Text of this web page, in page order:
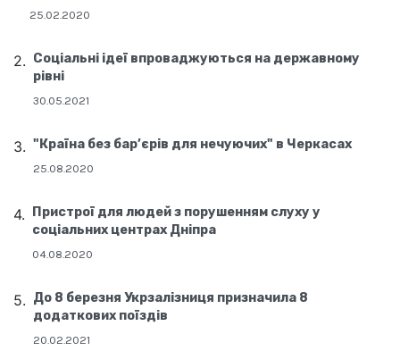
25.02.2020
Соціальні ідеї впроваджуються на державному
рівні
30.05.2021
"Країна без бар’єрів для нечуючих" в Черкасах
25.08.2020
Пристрої для людей з порушенням слуху у
соціальних центрах Дніпра
04.08.2020
До 8 березня Укрзалізниця призначила 8
додаткових поїздів
20.02.2021